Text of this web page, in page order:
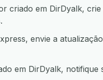
criado em DirDyalk,
envie a
em DirDyalk, notifique